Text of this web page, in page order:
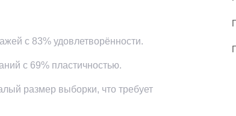
с 83% удовлетворённости.
с 69% пластичностью.
размер выборки, что требует